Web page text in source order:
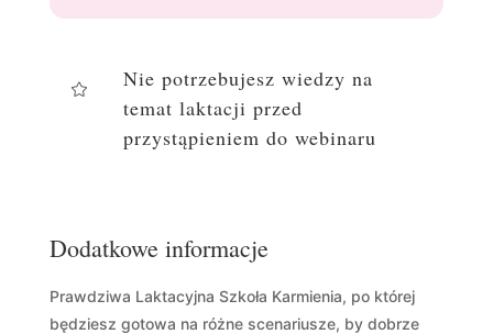

Nie potrzebujesz wiedzy na
temat laktacji przed
przystąpieniem do webinaru
Dodatkowe informacje
Prawdziwa Laktacyjna Szkoła Karmienia, po której
będziesz gotowa na różne scenariusze, by dobrze